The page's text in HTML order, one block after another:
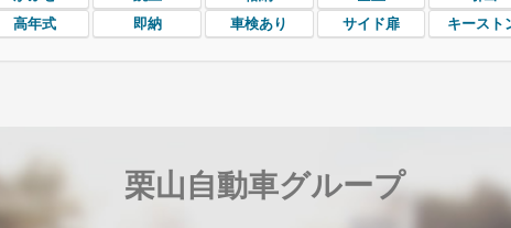
高年式 即納 車検あり サイド扉 キースト
栗山自動車グループ